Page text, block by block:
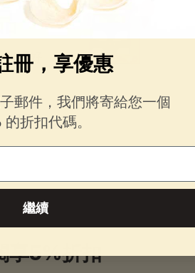
下好
享5%折扣
冊，享優惠
郵件，我們將寄給您一個
折扣代碼。
繼續